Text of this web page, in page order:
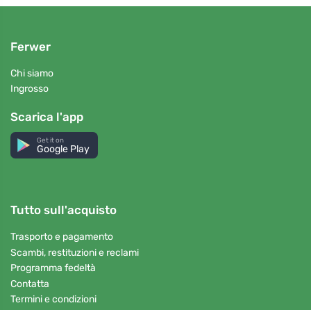
Ferwer
Chi siamo
Ingrosso
Scarica l'app
Get it on
Google Play
Tutto sull'acquisto
Trasporto e pagamento
Scambi, restituzioni e reclami
Programma fedeltà
Contatta
Termini e condizioni